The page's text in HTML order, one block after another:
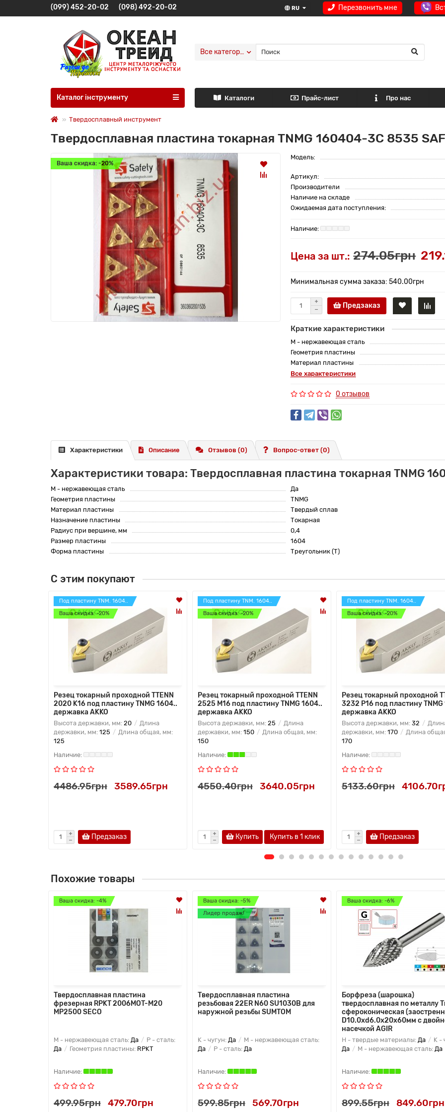
Перезвонить мне
RU
(099) 452-20-02 (098) 492-20-02
Все категории
Каталог інструменту Каталоги Прайс-лист Про нас
Твердосплавный инструмент
Твердосплавная пластина токарная TNMG 160404-3C 8535
Ваша скидка: -20%
Модель:
Артикул:
Производители
Наличие на складе
Ожидаемая дата поступления:
Цена за шт.: 274.05грн
Минимальная сумма заказа: 540.00грн
Предзаказ
Краткие характеристики
M - нержавеющая сталь
Геометрия пластины
Материал пластины
Все характеристики
0 отзывов
Характеристики Описание Отзывов (0) Вопрос-ответ (0)
Характеристики товара: Твердосплавная пластина токарная TNMG
M - нержавеющая сталь
Да
Геометрия пластины
TNMG
Материал пластины
Твердый сплав
Назначение пластины
Токарная
Радиус при вершине, мм
0,4
Размер пластины
1604
Форма пластины
Треугольник (T)
С этим покупают
Под пластину TNM. 1604..
Ваша скидка: -20%
Резец токарный проходной TTENN
2020 K16 под пластину TNMG 1604..
державка AKKO
Высота державки, мм: 20
Длина
державки, мм: 125
Длина общая, мм:
125
4486.95грн 3589.65грн
Предзаказ
Под пластину TNM. 1604..
Ваша скидка: -20%
Резец токарный проходной TTENN
2525 M16 под пластину TNMG 1604..
державка AKKO
Высота державки, мм: 25
Длина
державки, мм: 150
Длина общая, мм:
150
4550.40грн 3640.05грн
Купить Купить в 1 клик
Под пластину TNM. 1604..
Ваша скидка: -20%
Резец токарный проходной
3232 P16 под пластину TNMG
державка AKKO
Высота державки, мм: 32
державки, мм: 170
Длина
170
5133.60грн
Предзаказ
Похожие товары
Ваша скидка: -4%
Твердосплавная пластина
фрезерная RPKT 2006MOT-M20
MP2500 SECO
M - нержавеющая сталь: Да
P - сталь:
Да
Геометрия пластины: RPKT
499.95грн 479.70грн
Ваша скидка: -5%
Лидер продаж!
Твердосплавная пластина
резьбовая 22ER N60 SU1030B для
наружной резьбы SUMTOM
K - чугун: Да
M - нержавеющая сталь:
Да
P - сталь: Да
599.85грн 569.70грн
Ваша скидка: -6%
Борфреза (шарошка)
твердосплавная по металлу
сфероконическая
D10.0xd6.0x20x60мм c
насечкой AGIR
H - твердые материалы: Да
K -
Да
M - нержавеющая сталь: Да
899.55грн 849.60грн